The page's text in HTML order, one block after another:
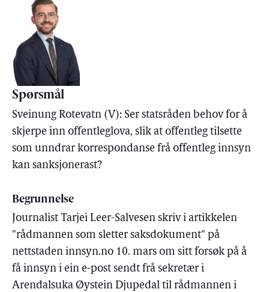
Spørsmål
Sveinung Rotevatn (V): Ser statsråden behov for å
skjerpe inn offentleglova, slik at offentleg tilsette
som unndrar korrespondanse frå offentleg innsyn
kan sanksjonerast?
Begrunnelse
Journalist Tarjei Leer-Salvesen skriv i artikkelen
"rådmannen som sletter saksdokument" på
nettstaden innsyn.no 10. mars om sitt forsøk på å
få innsyn i ein e-post sendt frå sekretær i
Arendalsuka Øystein Djupedal til rådmannen i